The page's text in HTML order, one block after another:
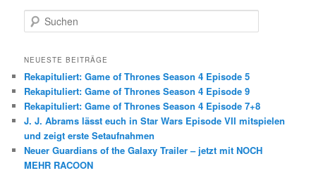
u
h
n
NEUESTE BEITRÄGE
Rekapituliert: Game of Thrones Season 4 Episode 5
Rekapituliert: Game of Thrones Season 4 Episode 9
Rekapituliert: Game of Thrones Season 4 Episode 7+8
J. J. Abrams lässt euch in Star Wars Episode VII mitspielen
und zeigt erste Setaufnahmen
Neuer Guardians of the Galaxy Trailer – jetzt mit NOCH
MEHR RACOON